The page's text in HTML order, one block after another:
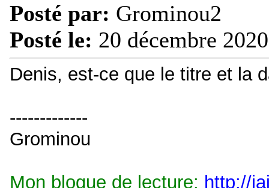
Posté par: Grominou2
Posté le: 20 décembre
Denis, est-ce que le titre et la
-------------
Grominou
Mon blogue de lecture: http://